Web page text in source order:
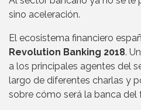
sino aceleración.
El ecosistema financiero
Revolution Banking 2018.
a los principales agentes del
largo de diferentes charlas y
sobre cómo será la banca del